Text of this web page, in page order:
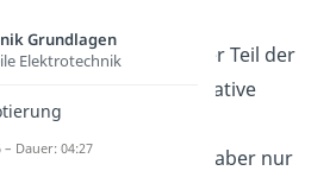
Ein anderer Teil der
wird durch die negative
an der Basis
Die Basis ist aber nur
Grundlagen
Elektrotechnik
– Dauer: 04:27